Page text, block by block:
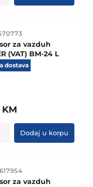
za vazduh
(VAT) BM-24 L
dostava
KM
Dodaj u korpu
za vazduh